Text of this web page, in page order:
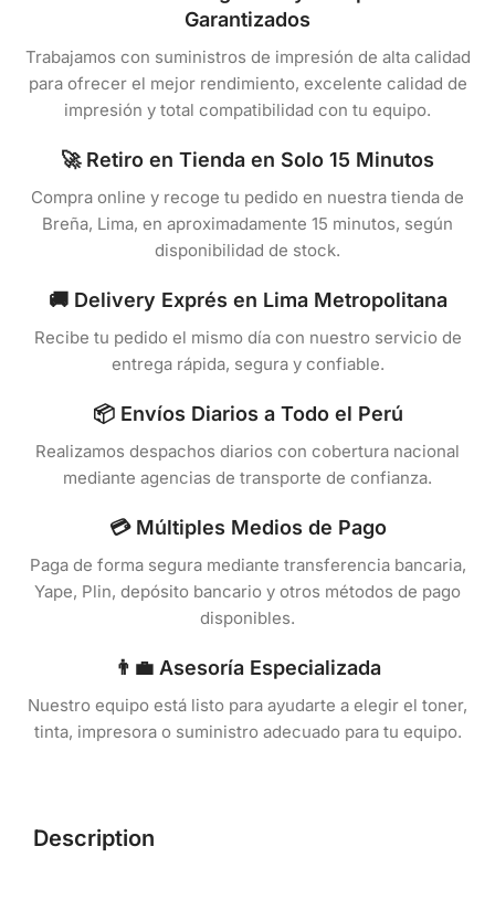
Garantizados
Trabajamos con suministros de impresión de alta calidad
para ofrecer el mejor rendimiento, excelente calidad de
impresión y total compatibilidad con tu equipo.
🚀 Retiro en Tienda en Solo 15 Minutos
Compra online y recoge tu pedido en nuestra tienda de
Breña, Lima, en aproximadamente 15 minutos, según
disponibilidad de stock.
🚚 Delivery Exprés en Lima Metropolitana
Recibe tu pedido el mismo día con nuestro servicio de
entrega rápida, segura y confiable.
📦 Envíos Diarios a Todo el Perú
Realizamos despachos diarios con cobertura nacional
mediante agencias de transporte de confianza.
💳 Múltiples Medios de Pago
Paga de forma segura mediante transferencia bancaria,
Yape, Plin, depósito bancario y otros métodos de pago
disponibles.
👨‍💼 Asesoría Especializada
Nuestro equipo está listo para ayudarte a elegir el toner,
tinta, impresora o suministro adecuado para tu equipo.
Description